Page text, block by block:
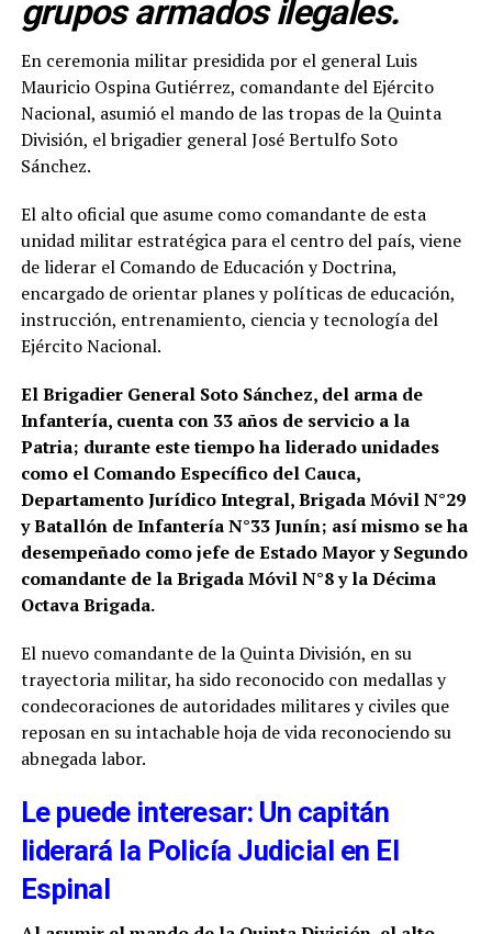
grupos armados ilegales.
En ceremonia militar presidida por el general Luis
Mauricio Ospina Gutiérrez, comandante del Ejército
Nacional, asumió el mando de las tropas de la Quinta
División, el brigadier general José Bertulfo Soto
Sánchez.
El alto oficial que asume como comandante de esta
unidad militar estratégica para el centro del país, viene
de liderar el Comando de Educación y Doctrina,
encargado de orientar planes y políticas de educación,
instrucción, entrenamiento, ciencia y tecnología del
Ejército Nacional.
El Brigadier General Soto Sánchez, del arma de
Infantería, cuenta con 33 años de servicio a la
Patria; durante este tiempo ha liderado unidades
como el Comando Específico del Cauca,
Departamento Jurídico Integral, Brigada Móvil N°29
y Batallón de Infantería N°33 Junín; así mismo se ha
desempeñado como jefe de Estado Mayor y Segundo
comandante de la Brigada Móvil N°8 y la Décima
Octava Brigada.
El nuevo comandante de la Quinta División, en su
trayectoria militar, ha sido reconocido con medallas y
condecoraciones de autoridades militares y civiles que
reposan en su intachable hoja de vida reconociendo su
abnegada labor.
Le puede interesar: Un capitán
liderará la Policía Judicial en El
Espinal